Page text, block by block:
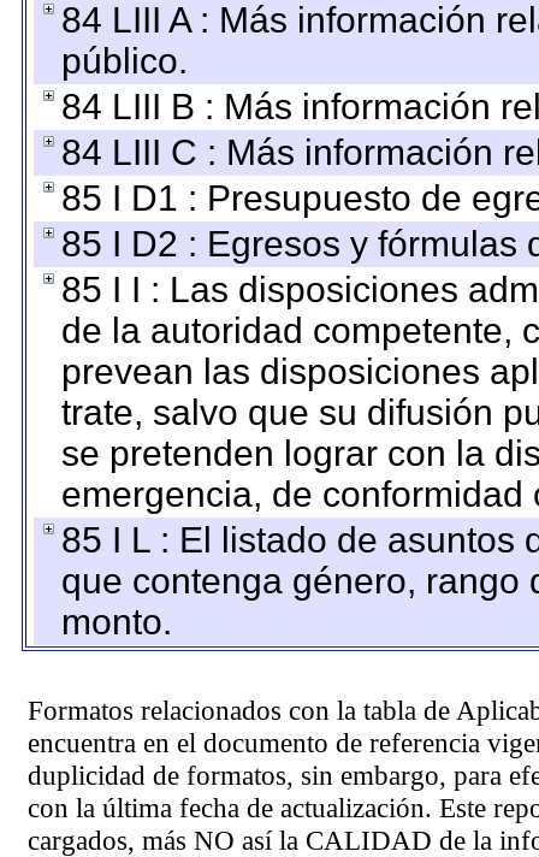
84 LIII A : Más información
público.
84 LIII B : Más información
84 LIII C : Más información
85 I D1 : Presupuesto de
85 I D2 : Egresos y fórmulas
85 I I : Las disposiciones
de la autoridad competente,
prevean las disposiciones
trate, salvo que su difusión
se pretenden lograr con la
emergencia, de
85 I L : El listado de asuntos
que contenga género, rango
monto.
Formatos relacionados con la tabla de
encuentra en el documento de referencia
duplicidad de formatos, sin embargo, para
con la última fecha de actualización. Este
cargados, más NO así la CALIDAD de la